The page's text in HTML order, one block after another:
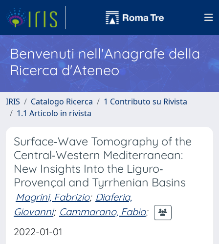
Benvenuti nell'Anagrafe della
Ricerca d'Ateneo
IRIS Catalogo Ricerca
1 Contributo su Rivista
1.1 Articolo in rivista
Surface‐Wave Tomography of the
Central‐Western Mediterranean:
New Insights Into the Liguro‐
Provençal and Tyrrhenian Basins
Magrini, Fabrizio; Diaferia,
Giovanni; Cammarano, Fabio;
2022-01-01